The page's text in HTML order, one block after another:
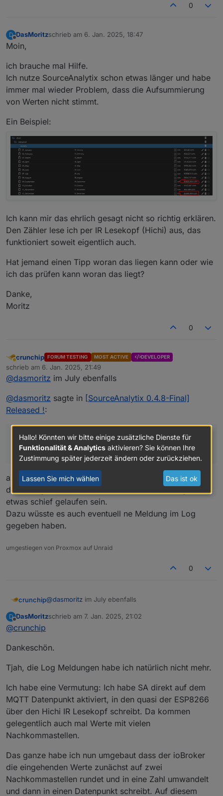
0
D
Offline
DasMoritzschrieb am 6. Jan. 2025, 18:47
zuletzt editiert von
Moin,
ich brauche mal Hilfe.
Ich nutze SourceAnalytix schon etwas länger und habe
immer mal wieder Problem, dass die Aufsummierung
von Werten nicht stimmt.
Ein Beispiel:
Ich kann mir das ehrlich gesagt nicht so richtig erklären.
Den Zähler lese ich per IR Lesekopf (Hichi) aus, das
funktioniert soweit eigentlich auch.
Hat jemand einen Tipp woran das liegen kann oder wie
ich das prüfen kann woran das liegt?
Danke,
Moritz
0
Abwesend
crunchip FORUM TESTING MOST ACTIVE DEVELOPER
schrieb am 6. Jan. 2025, 21:49
zuletzt editiert von
@dasmoritz im July ebenfalls
@dasmoritz sagte in [SourceAnalytix 0.4.8-Final]
Released !:
woran das liegen kann oder wie ich das prüfen
kann woran das liegt?
aus dem Stehgreif schwierig, da müsste ja
diesbezüglich an einem/mehreren einzelnen Tagen
etwas schief gelaufen sein.
Dazu wüsste es auch eventuell ne Meldung im Log
gegeben haben.
umgestiegen von Proxmox auf Unraid
0
crunchip@dasmoritz im July ebenfalls
@dasmoritz sagte in[SourceAnalytix 0.4.8-Final]
aus dem Stehgreif schwierig, da müsste ja
diesbezüglich an einem/mehreren einzelnen Tagen
Dazu wüsste es auch eventuell ne Meldung im Log
gegeben haben.
D DasMoritzschrieb am 7. Jan. 2025, 21:02
zuletzt editiert von
@crunchip
Dankeschön.
Tjah, die Log Meldungen habe ich natürlich nicht mehr.
Ich habe eine Vermutung: Ich habe SA direkt auf dem
MQTT Datenpunkt aktiviert, in den quasi der ESP8266
über den Hichi IR Lesekopf schreibt. Da kommen
gelegentlich auch mal Werte mit vielen
Nachkommastellen.
Das ganze habe ich nun umgebaut dass der ioBroker
die eingehenden Werte zunächst auf zwei
Nachkommastellen rundet und in eine Zahl umwandelt
und dann in einen Datenpunkt schreibt. Auf diesem
Hallo! Könnten wir bitte einige zusätzliche Dienste für
Funktionalität & Analytics aktivieren? Sie können Ihre
Zustimmung später jederzeit ändern oder zurückziehen.
Lassen Sie mich wählen Das ist ok